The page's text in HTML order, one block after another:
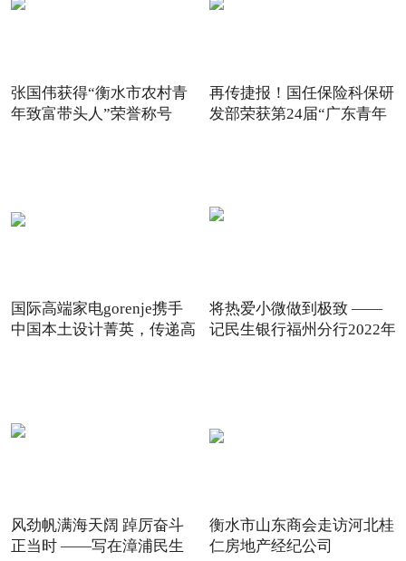
张国伟获得“衡水市农村青
年致富带头人”荣誉称号
再传捷报！国任保险科保研
发部荣获第24届“广东青年
国际高端家电gorenje携手
中国本土设计菁英，传递高
将热爱小微做到极致 ——
记民生银行福州分行2022年
风劲帆满海天阔 踔厉奋斗
正当时 ——写在漳浦民生
衡水市山东商会走访河北桂
仁房地产经纪公司